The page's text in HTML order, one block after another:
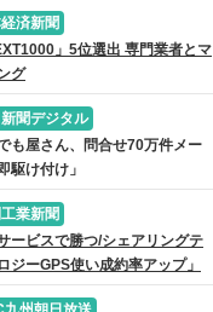
経済新聞
」5位選出 専門業者とマ
グ
聞デジタル
でも屋さん、問合せ70万件メー
駆け付け」
工業新聞
サービスで勝つ/シェアリングテ
ジーGPS使い成約率アップ」